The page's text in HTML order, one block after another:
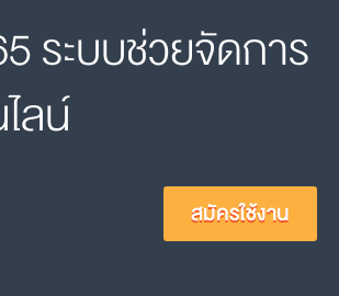
ระบบช่วยจัดการ
ลน์
สมัครใช้งาน